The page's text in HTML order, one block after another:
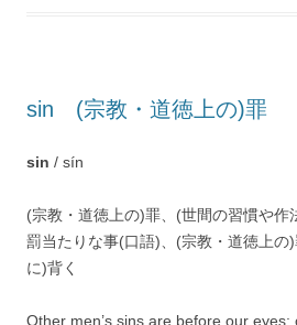
sin (宗教・道徳上の)罪
sin / sín
(宗教・道徳上の)罪、(世間の習慣や作
罰当たりな事(口語)、(宗教・道徳上の
に)背く
Other men’s sins are before our